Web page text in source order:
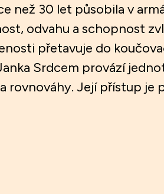
než 30 let působila v
odvahu a schopnost
přetavuje do
Srdcem provází
rovnováhy. Její přístup je